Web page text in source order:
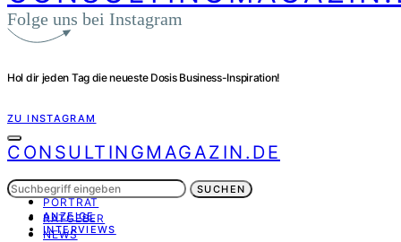
Folge uns bei Instagram
Hol dir jeden Tag die neueste Dosis Business-Inspiration!
ZU INSTAGRAM
CONSULTINGMAGAZIN.DE
INTERVIEWS
PORTRÄT
RATGEBER
NEWS
Suchen
nach:
SUCHEN
ANZEIGE
INTERVIEWS